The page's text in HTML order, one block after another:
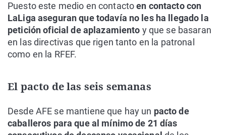
Puesto este medio en contactoen contacto con
LaLiga aseguran que todavía no les ha llegado la
petición oficial de aplazamiento y que se basaran
en las directivas que rigen tanto en la patronal
como en la RFEF.
El pacto de las seis semanas
Desde AFE se mantiene que hay un pacto de
caballeros para que al mínimo de 21 días